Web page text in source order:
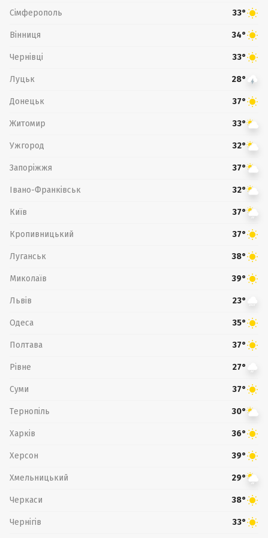
Сімферополь 33°
Вінниця 34°
Чернівці 33°
Луцьк 28°
Донецьк 37°
Житомир 33°
Ужгород 32°
Запоріжжя 37°
Івано-Франківськ 32°
Київ 37°
Кропивницький 37°
Луганськ 38°
Миколаїв 39°
Львів 23°
Одеса 35°
Полтава 37°
Рівне 27°
Суми 37°
Тернопіль 30°
Харків 36°
Херсон 39°
Хмельницький 29°
Черкаси 38°
Чернігів 33°